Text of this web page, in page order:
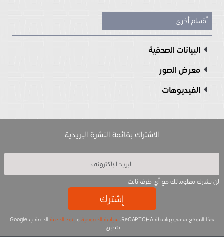
أقسام أخرى
البيانات الصحفية
معرض الصور
الفيديوهات
الاشتراك بقائمة النشرة البريدية
لن نشارك معلوماتك مع أي طرف ثالث
إشترك
هذا الموقع محمي بواسطة ReCAPTCHA. سياسة الخصوصية وبنود الخدمة
الخاصة ب Google
تتطبق.